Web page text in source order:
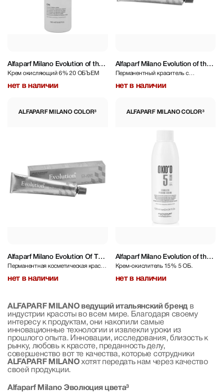
Alfaparf Milano Evolution of the
Color³ Oxid’o Evolution Of The
Color Cube 6%1000 ml
Крем окисляющий 6% 20 ОБЪЕМ
нет в наличии
Alfaparf Milano Evolution of the
Color³ Copper - 8.34 Light
Blonde Gold Copper 60 ml
Перманентный краситель с
нет в наличии
ALFAPARF MILANO COLOR³
Alfaparf Milano Evolution Of The
Color3 Bronze - 7.45 Medium
Blonde Copper Mahogany 60 ml
Перманентная косметическая краска
нет в наличии
ALFAPARF MILANO COLOR³
Alfaparf Milano Evolution of the
Color³ Oxid’o Evolution Of The
Color Cube 15% 5 VOL 120 ml
Крем-окислитель 15% 5 ОБ.
нет в наличии
ALFAPARF MILANO ведущий итальянский брендв
индустрии красоты во всем мире. Благодаря своему
интересу к продуктам, они накопили самые
инновационные технологии и извлекли уроки из
прошлого опыта. Инновации, исследования, близость к
рынку, любовь к красоте, преданность делу,
совершенство вот те качества, которые сотрудники
ALFAPARF MILANOхотят передать нам через качество
своей продукции.
Alfaparf Milano Эволюция цвета³